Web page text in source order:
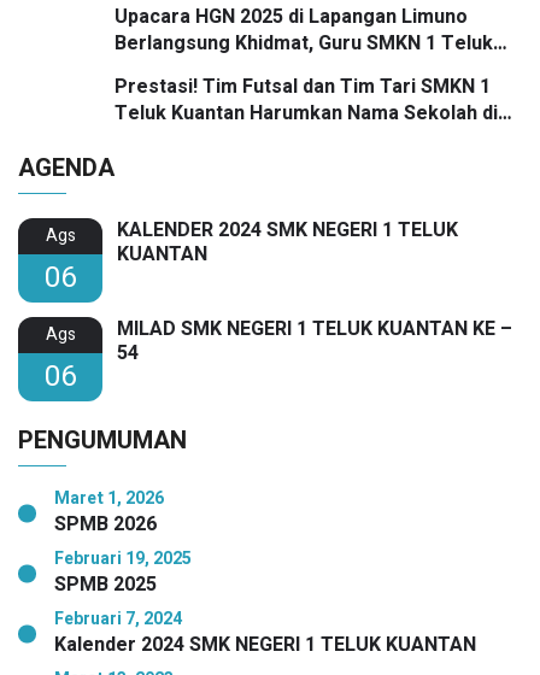
Upacara HGN 2025 di Lapangan Limuno
Berlangsung Khidmat, Guru SMKN 1 Teluk
Prestasi! Tim Futsal dan Tim Tari SMKN 1
Teluk Kuantan Harumkan Nama Sekolah di
AGENDA
Ags
06
KALENDER 2024 SMK NEGERI 1 TELUK
KUANTAN
Ags
06
MILAD SMK NEGERI 1 TELUK KUANTAN KE –
54
PENGUMUMAN
Maret 1, 2026
SPMB 2026
Februari 19, 2025
SPMB 2025
Februari 7, 2024
Kalender 2024 SMK NEGERI 1 TELUK KUANTAN